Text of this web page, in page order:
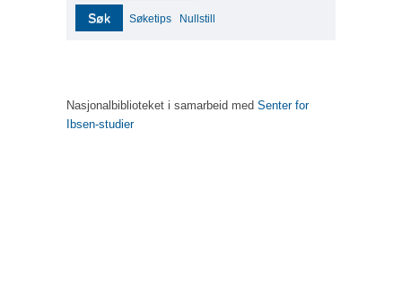
Søk Søketips Nullstill
Nasjonalbiblioteket i samarbeid med Senter for
Ibsen-studier